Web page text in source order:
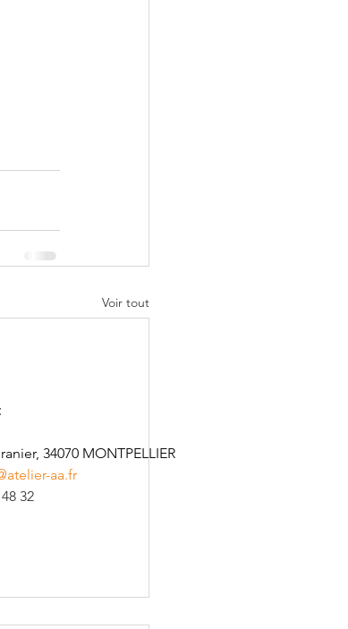
Voir tout
34070 MONTPELLIER
aa.fr
32